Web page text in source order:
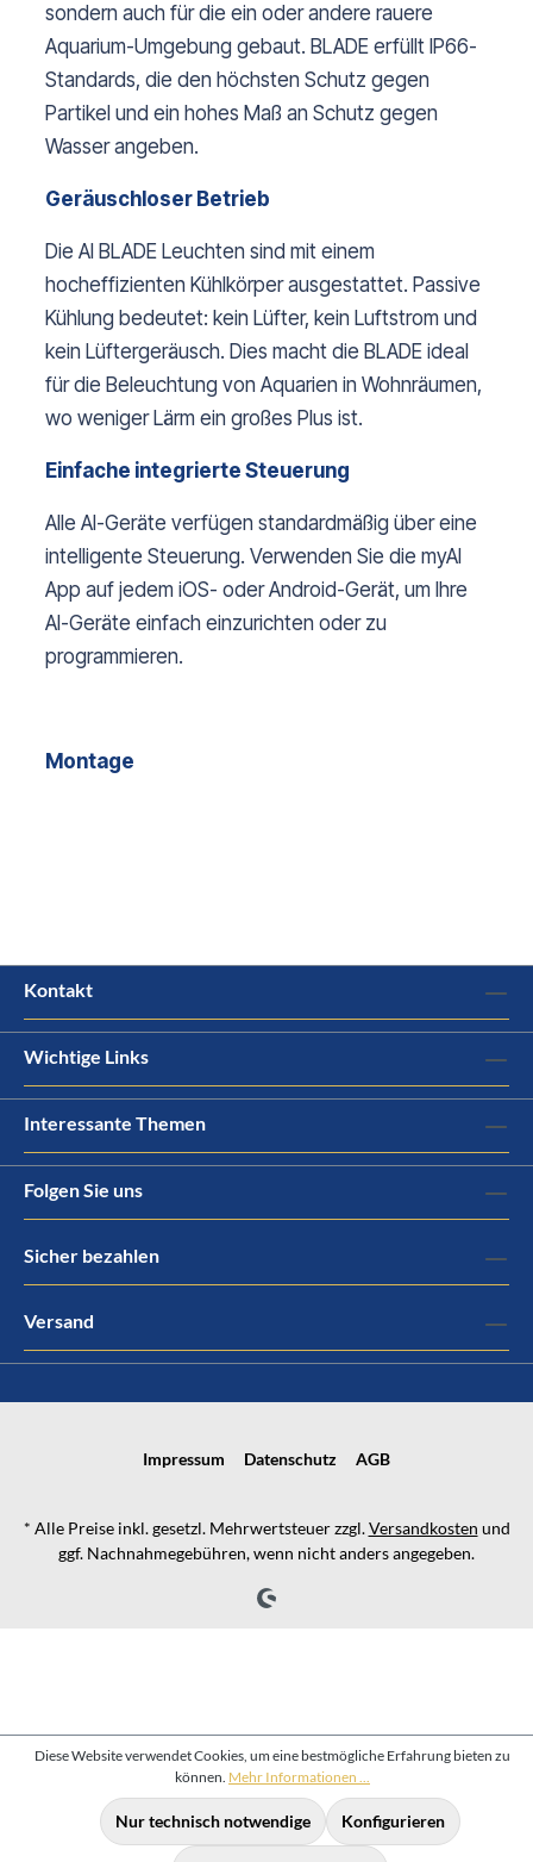
sondern auch für die ein oder andere rauere
Aquarium-Umgebung gebaut. BLADE erfüllt IP66-
Standards, die den höchsten Schutz gegen
Partikel und ein hohes Maß an Schutz gegen
Wasser angeben.
Geräuschloser Betrieb
Die AI BLADE Leuchten sind mit einem
hocheffizienten Kühlkörper ausgestattet. Passive
Kühlung bedeutet: kein Lüfter, kein Luftstrom und
kein Lüftergeräusch. Dies macht die BLADE ideal
für die Beleuchtung von Aquarien in Wohnräumen,
wo weniger Lärm ein großes Plus ist.
Einfache integrierte Steuerung
Alle AI-Geräte verfügen standardmäßig über eine
intelligente Steuerung. Verwenden Sie die myAI
App auf jedem iOS- oder Android-Gerät, um Ihre
AI-Geräte einfach einzurichten oder zu
programmieren.
Montage
Kontakt
Wichtige Links
Interessante Themen
Folgen Sie uns
Sicher bezahlen
Versand
Impressum Datenschutz AGB
* Alle Preise inkl. gesetzl. Mehrwertsteuer zzgl.Versandkosten und
ggf. Nachnahmegebühren, wenn nicht anders angegeben.
Diese Website verwendet Cookies, um eine bestmögliche Erfahrung bieten zu
können. Mehr Informationen ...
Nur technisch notwendige Konfigurieren